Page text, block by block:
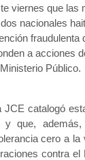
viernes que las
nacionales
fraudulenta
a acciones
Público.
JCE catalogó
y que,
cero a la
contra el